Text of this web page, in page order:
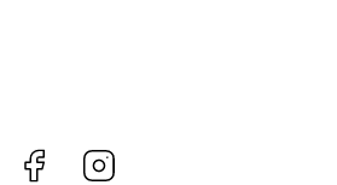
Facebook